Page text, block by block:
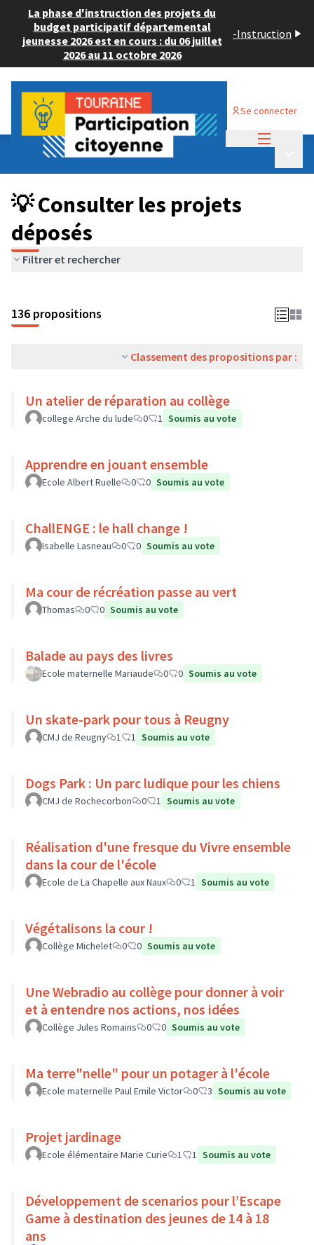
La phase d'instruction des projets du
budget participatif départemental
jeunesse 2026 est en cours : du 06 juillet
2026 au 11 octobre 2026
-Instruction
Se connecter
Budget Participatif JEUNESSE 2024
💡 Consulter les projets déposés
💡 Consulter les projets
déposés
Filtrer et rechercher
136 propositions
Classement des propositions par :
Un atelier de réparation au collège
college Arche du lude 0 1 Soumis au vote
Apprendre en jouant ensemble
Ecole Albert Ruelle 0 0 Soumis au vote
ChallENGE : le hall change !
Isabelle Lasneau 0 0 Soumis au vote
Ma cour de récréation passe au vert
Thomas 0 0 Soumis au vote
Balade au pays des livres
Ecole maternelle Mariaude 0 0 Soumis au vote
Un skate-park pour tous à Reugny
CMJ de Reugny 1 1 Soumis au vote
Dogs Park : Un parc ludique pour les chiens
CMJ de Rochecorbon 0 1 Soumis au vote
Réalisation d'une fresque du Vivre ensemble
dans la cour de l'école
Ecole de La Chapelle aux Naux 0 1 Soumis au vote
Végétalisons la cour !
Collège Michelet 0 0 Soumis au vote
Une Webradio au collège pour donner à voir
et à entendre nos actions, nos idées
Collège Jules Romains 0 0 Soumis au vote
Ma terre"nelle" pour un potager à l'école
Ecole maternelle Paul Emile Victor 0 3 Soumis au vote
Projet jardinage
Ecole élémentaire Marie Curie 1 1 Soumis au vote
Développement de scenarios pour l’Escape
Game à destination des jeunes de 14 à 18
ans